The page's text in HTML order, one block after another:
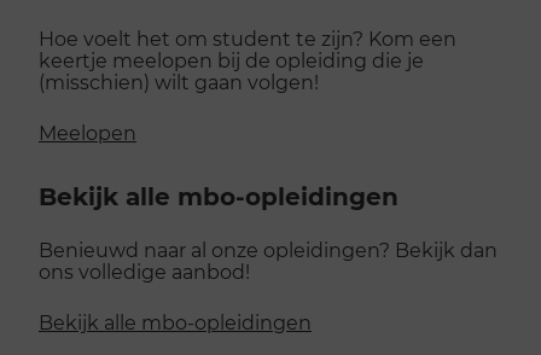
Hoe voelt het om student te zijn? Kom een
keertje meelopen bij de opleiding die je
(misschien) wilt gaan volgen!
Meelopen
Bekijk alle mbo-opleidingen
Benieuwd naar al onze opleidingen? Bekijk dan
ons volledige aanbod!
Bekijk alle mbo-opleidingen